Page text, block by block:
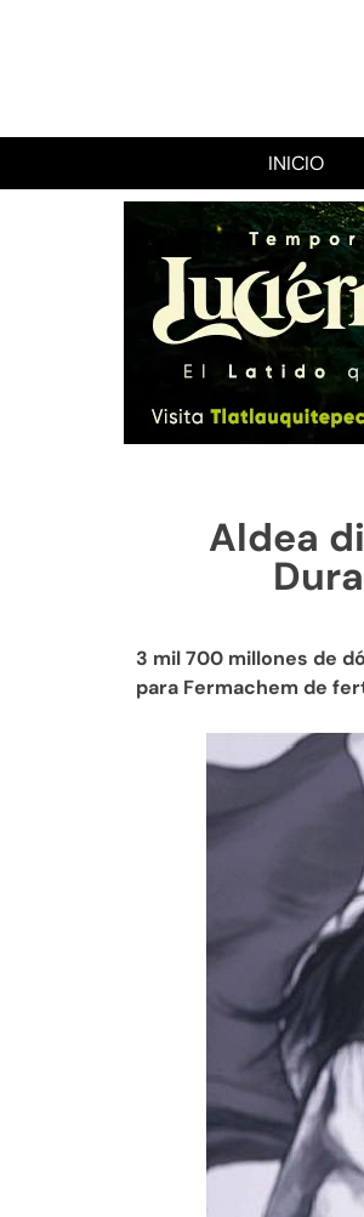
INICIO
Aldea
3 mil 700 millones de
para Fermachem de